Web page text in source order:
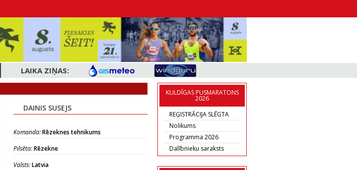
LAIKA ZIŅAS:
DAINIS SUSEJS
Komanda:Rēzeknes tehnikums
Pilsēta:Rēzekne
Valsts:Latvia
KULDĪGAS PUSMARATONS
2026
REĢISTRĀCIJA SLĒGTA
Nolikums
Programma 2026
Dalībnieku saraksts